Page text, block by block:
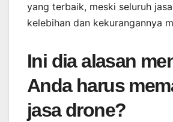
yang terbaik, meski seluruh
kelebihan dan kekurangannya
Ini dia alasan
Anda harus
jasa drone?